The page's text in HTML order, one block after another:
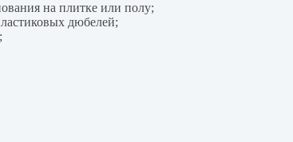
на плитке или полу;
дюбелей;